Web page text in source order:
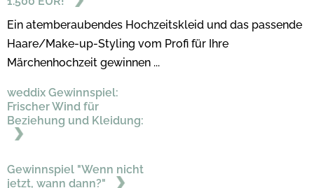
Ein atemberaubendes Hochzeitskleid und das passende
Haare/Make-up-Styling vom Profi für Ihre
Märchenhochzeit gewinnen ...
weddix Gewinnspiel:
Frischer Wind für
Beziehung und Kleidung:
Gewinnspiel "Wenn nicht
jetzt, wann dann?"